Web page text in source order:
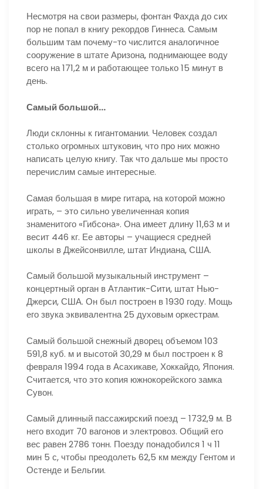
Несмотря на свои размеры, фонтан Фахда до сих
пор не попал в книгу рекордов Гиннеса. Самым
большим там почему-то числится аналогичное
сооружение в штате Аризона, поднимающее воду
всего на 171,2 м и работающее только 15 минут в
день.
Самый большой…
Люди склонны к гигантомании. Человек создал
столько огромных штуковин, что про них можно
написать целую книгу. Так что дальше мы просто
перечислим самые интересные.
Самая большая в мире гитара, на которой можно
играть, – это сильно увеличенная копия
знаменитого «Гибсона». Она имеет длину 11,63 м и
весит 446 кг. Ее авторы – учащиеся средней
школы в Джейсонвилле, штат Индиана, США.
Самый большой музыкальный инструмент –
концертный орган в Атлантик-Сити, штат Нью-
Джерси, США. Он был построен в 1930 году. Мощь
его звука эквивалентна 25 духовым оркестрам.
Самый большой снежный дворец объемом 103
591,8 куб. м и высотой 30,29 м был построен к 8
февраля 1994 года в Асахикаве, Хоккайдо, Япония.
Считается, что это копия южнокорейского замка
Сувон.
Самый длинный пассажирский поезд – 1732,9 м. В
него входит 70 вагонов и электровоз. Общий его
вес равен 2786 тонн. Поезду понадобился 1 ч 11
мин 5 с, чтобы преодолеть 62,5 км между Гентом и
Остенде и Бельгии.